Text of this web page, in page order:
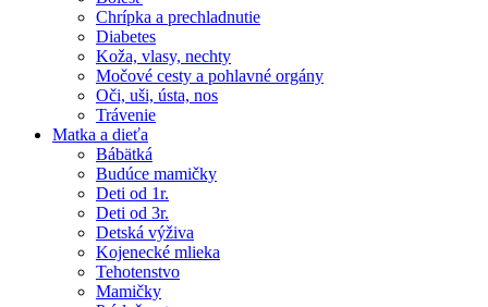
Chrípka a prechladnutie
Diabetes
Koža, vlasy, nechty
Močové cesty a pohlavné orgány
Oči, uši, ústa, nos
Trávenie
Matka a dieťa
Bábätká
Budúce mamičky
Deti od 1r.
Deti od 3r.
Detská výživa
Kojenecké mlieka
Tehotenstvo
Mamičky